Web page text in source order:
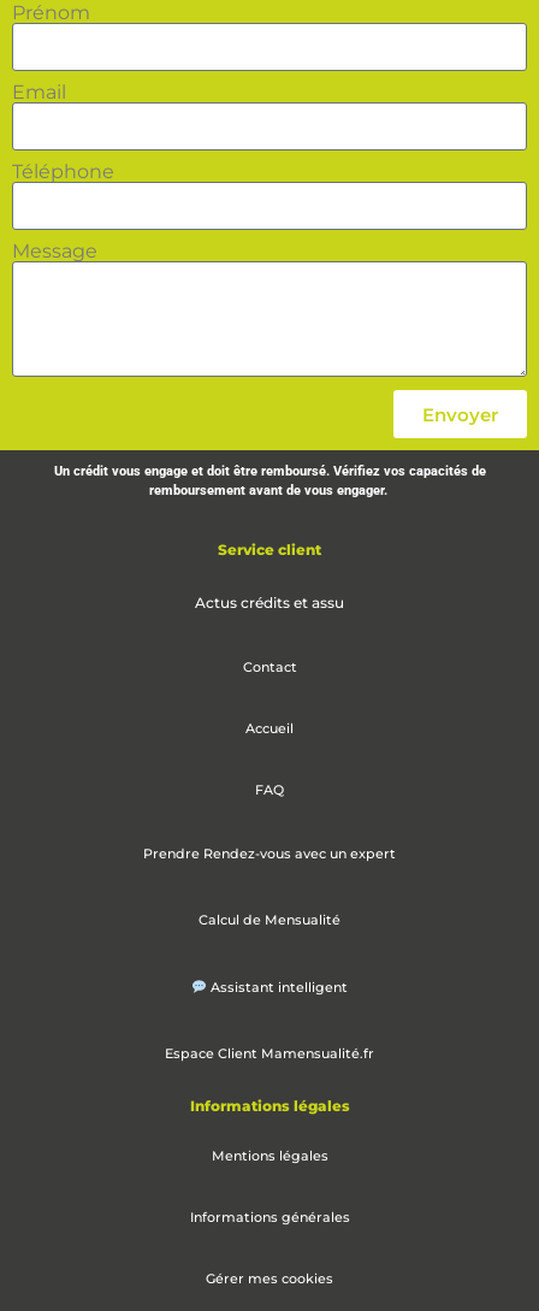
Prénom
Email
Téléphone
Message
Envoyer
Un crédit vous engage et doit être remboursé. Vérifiez vos capacités de
remboursement avant de vous engager.
Service client
Actus crédits et assu
Contact
Accueil
FAQ
Prendre Rendez-vous avec un expert
Calcul de Mensualité
Assistant intelligent
Espace Client Mamensualité.fr
Informations légales
Mentions légales
Informations générales
Gérer mes cookies